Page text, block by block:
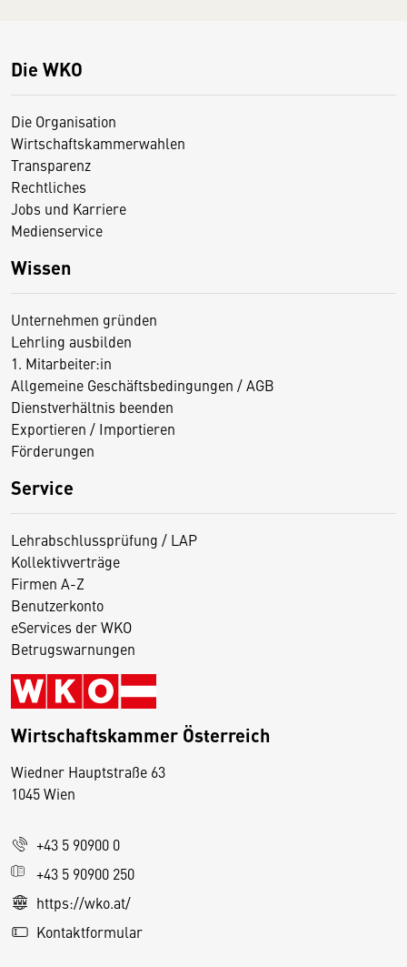
Die WKO
Die Organisation
Wirtschaftskammerwahlen
Transparenz
Rechtliches
Jobs und Karriere
Medienservice
Wissen
Unternehmen gründen
Lehrling ausbilden
1. Mitarbeiter:in
Allgemeine Geschäftsbedingungen / AGB
Dienstverhältnis beenden
Exportieren / Importieren
Förderungen
Service
Lehrabschlussprüfung / LAP
Kollektivverträge
Firmen A-Z
Benutzerkonto
eServices der WKO
Betrugswarnungen
Wirtschaftskammer Österreich
Wiedner Hauptstraße 63
1045 Wien
+43 5 90900 0
+43 5 90900 250
https://wko.at/
Kontaktformular
D
s
e
S
e